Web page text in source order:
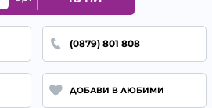
(0879) 801 808
ДОБАВИ В ЛЮБИМИ